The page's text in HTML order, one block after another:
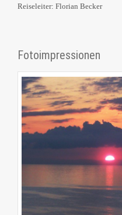
Reiseleiter: Florian Becker
Fotoimpressionen